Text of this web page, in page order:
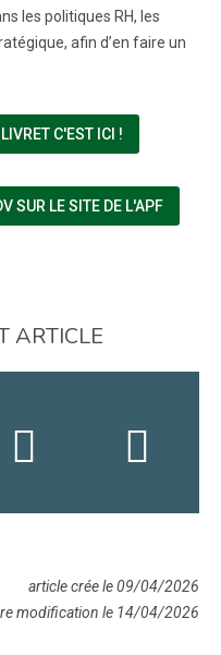
les politiques RH, les
afin d’en faire un
C'EST ICI !
SUR LE SITE DE L'APF
ARTICLE
article crée le 09/04/2026
modification le 14/04/2026